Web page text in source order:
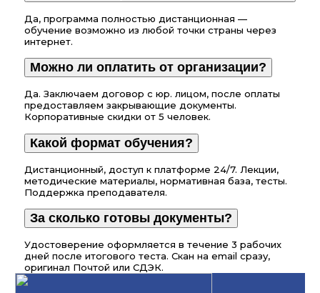
Да, программа полностью дистанционная —
обучение возможно из любой точки страны через
интернет.
Можно ли оплатить от организации?
Да. Заключаем договор с юр. лицом, после оплаты
предоставляем закрывающие документы.
Корпоративные скидки от 5 человек.
Какой формат обучения?
Дистанционный, доступ к платформе 24/7. Лекции,
методические материалы, нормативная база, тесты.
Поддержка преподавателя.
За сколько готовы документы?
Удостоверение оформляется в течение 3 рабочих
дней после итогового теста. Скан на email сразу,
оригинал Почтой или СДЭК.